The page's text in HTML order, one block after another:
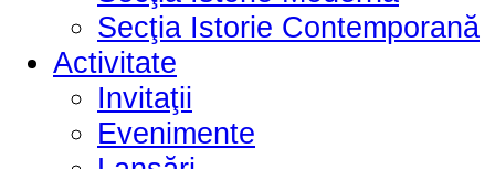
Secţia Istorie Contemporană
Activitate
Invitaţii
Evenimente